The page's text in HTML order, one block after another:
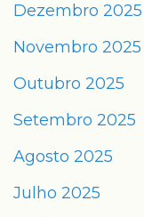
Dezembro 2025
Novembro 2025
Outubro 2025
Setembro 2025
Agosto 2025
Julho 2025